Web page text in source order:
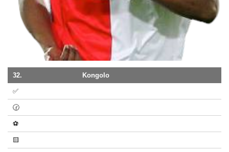
32. Kongolo
✅
🕝
⚽
🟨